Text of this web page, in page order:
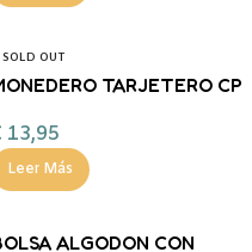
SOLD OUT
TARJETERO CP
13,95
Leer Más
ALGODON CON